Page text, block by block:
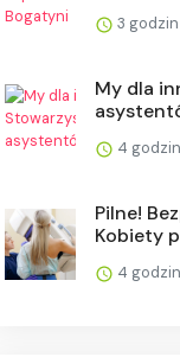
3
My dla
4
Pilne!
Kobiety
4